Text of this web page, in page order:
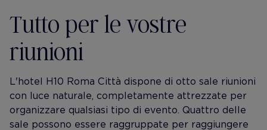
Tutto per le vostre
riunioni
L'hotel H10 Roma Città dispone di otto sale riunioni
con luce naturale, completamente attrezzate per
organizzare qualsiasi tipo di evento. Quattro delle
sale possono essere raggruppate per raggiungere